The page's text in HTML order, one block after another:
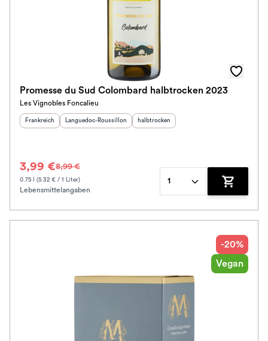
Promesse du Sud Colombard halbtrocken 2023
Les Vignobles Foncalieu
Herkunftsland
Frankreich Herkunftsregion:
Languedoc-Roussillon Geschmack:
halbtrocken
3,99 €8,99 €
0.75 l (5.32 € / 1 Liter)
Lebensmittelangaben
1
Zum
-20%
Vegan